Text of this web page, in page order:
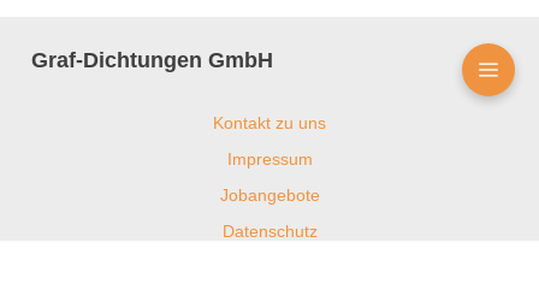
Graf-Dichtungen GmbH
Kontakt zu uns
Impressum
Jobangebote
Datenschutz